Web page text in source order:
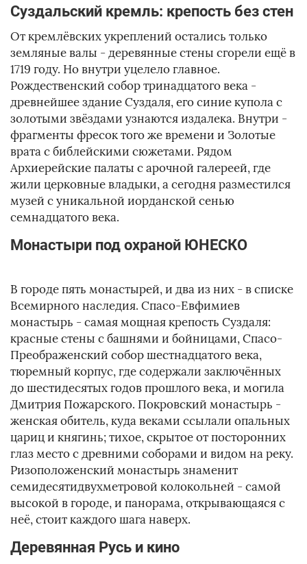
Суздальский кремль: крепость без стен
От кремлёвских укреплений остались только
земляные валы - деревянные стены сгорели ещё в
1719 году. Но внутри уцелело главное.
Рождественский собор тринадцатого века -
древнейшее здание Суздаля, его синие купола с
золотыми звёздами узнаются издалека. Внутри -
фрагменты фресок того же времени и Золотые
врата с библейскими сюжетами. Рядом
Архиерейские палаты с арочной галереей, где
жили церковные владыки, а сегодня разместился
музей с уникальной иорданской сенью
семнадцатого века.
Монастыри под охраной ЮНЕСКО
В городе пять монастырей, и два из них - в списке
Всемирного наследия. Спасо-Евфимиев
монастырь - самая мощная крепость Суздаля:
красные стены с башнями и бойницами, Спасо-
Преображенский собор шестнадцатого века,
тюремный корпус, где содержали заключённых
до шестидесятых годов прошлого века, и могила
Дмитрия Пожарского. Покровский монастырь -
женская обитель, куда веками ссылали опальных
цариц и княгинь; тихое, скрытое от посторонних
глаз место с древними соборами и видом на реку.
Ризоположенский монастырь знаменит
семидесятидвухметровой колокольней - самой
высокой в городе, и панорама, открывающаяся с
неё, стоит каждого шага наверх.
Деревянная Русь и кино